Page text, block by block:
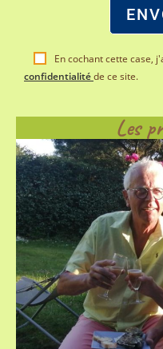
En cochant cette case,
confidentialitéde ce site.
Les